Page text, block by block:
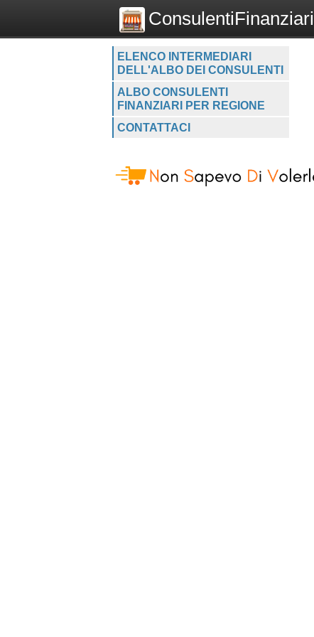
ELENCO INTERMEDIARI
DELL'ALBO DEI CONSULENTI
ALBO CONSULENTI
FINANZIARI PER REGIONE
CONTATTACI